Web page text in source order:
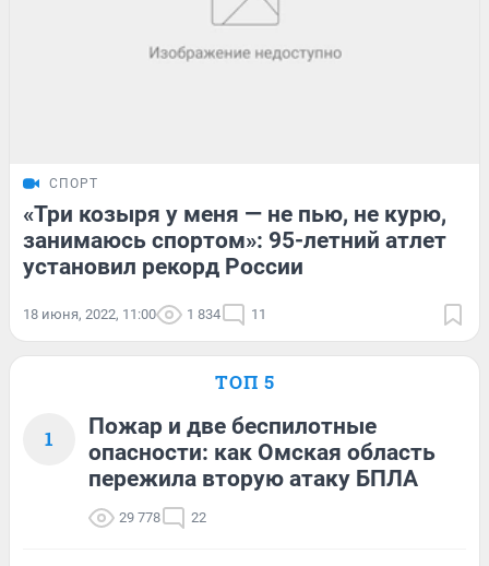
СПОРТ
«Три козыря у меня — не пью, не курю,
занимаюсь спортом»: 95-летний атлет
установил рекорд России
18 июня, 2022, 11:00 1 834 11
ТОП 5
1
Пожар и две беспилотные
опасности: как Омская область
пережила вторую атаку БПЛА
29 778 22